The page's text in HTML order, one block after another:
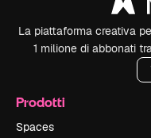
La piattaforma creativa
1 milione di abbonati
Prodotti
Spaces